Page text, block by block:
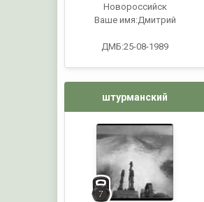
Новороссийск
Ваше имя:Дмитрий
ДМБ:25-08-1989
штурманский